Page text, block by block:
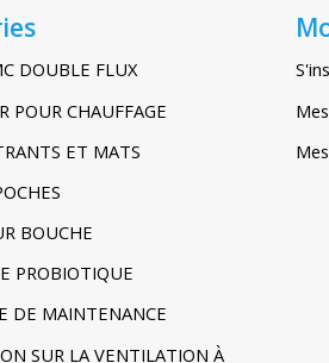
DOUBLE FLUX
POUR CHAUFFAGE
ET MATS
BOUCHE
PROBIOTIQUE
DE MAINTENANCE
SUR LA VENTILATION À